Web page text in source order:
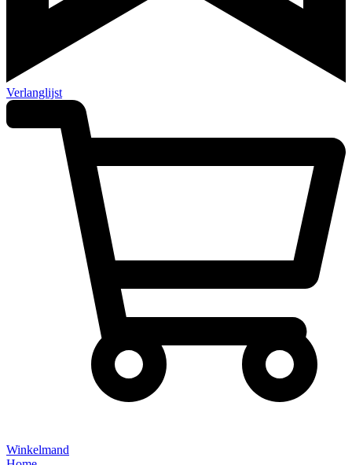
Verlanglijst
Winkelmand